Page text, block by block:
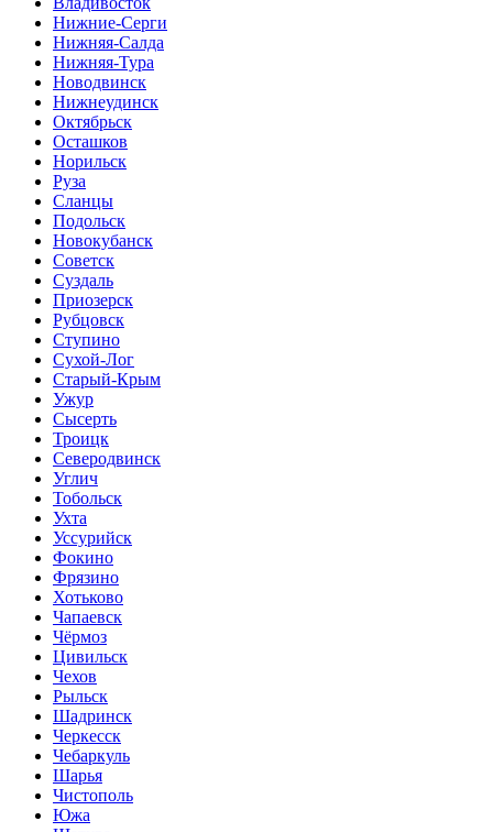
Нижние-Серги
Нижняя-Салда
Нижняя-Тура
Новодвинск
Нижнеудинск
Октябрьск
Осташков
Норильск
Руза
Сланцы
Подольск
Новокубанск
Советск
Суздаль
Приозерск
Рубцовск
Ступино
Сухой-Лог
Старый-Крым
Ужур
Сысерть
Троицк
Северодвинск
Углич
Тобольск
Ухта
Уссурийск
Фокино
Фрязино
Хотьково
Чапаевск
Чёрмоз
Цивильск
Чехов
Рыльск
Шадринск
Черкесск
Чебаркуль
Шарья
Чистополь
Южа